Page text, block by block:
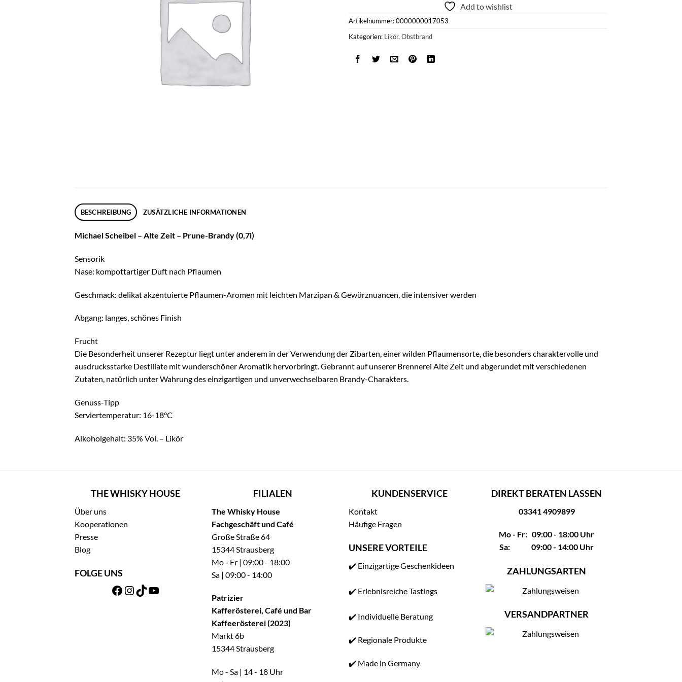
Add to wishlist
Artikelnummer:0000000017053
Kategorien: Likör, Obstbrand
BESCHREIBUNG ZUSÄTZLICHE INFORMATIONEN
Michael Scheibel – Alte Zeit – Prune-Brandy (0,7l)
Sensorik
Nase: kompottartiger Duft nach Pflaumen
Geschmack: delikat akzentuierte Pflaumen-Aromen mit leichten Marzipan & Gewürznuancen, die intensiver werden
Abgang: langes, schönes Finish
Frucht
Die Besonderheit unserer Rezeptur liegt unter anderem in der Verwendung der Zibarten, einer wilden Pflaumensorte, die besonders charaktervolle und
ausdrucksstarke Destillate mit wunderschöner Aromatik hervorbringt. Gebrannt auf unserer Brennerei Alte Zeit und abgerundet mit verschiedenen
Zutaten, natürlich unter Wahrung des einzigartigen und unverwechselbaren Brandy-Charakters.
Genuss-Tipp
Serviertemperatur: 16-18°C
Alkoholgehalt: 35% Vol. – Likör
THE WHISKY HOUSE
Über uns
Kooperationen
Presse
Blog
FOLGE UNS
Facebook
Instagram
TikTokYouTube
FILIALEN
The Whisky House
Fachgeschäft und Café
Große Straße 64
15344 Strausberg
Mo - Fr | 09:00 - 18:00
Sa | 09:00 - 14:00
Patrizier
Kafferösterei, Café und Bar
Kaffeerösterei (2023)
Markt 6b
15344 Strausberg
Mo - Sa | 14 - 18 Uhr
KUNDENSERVICE
Kontakt
Häufige Fragen
UNSERE VORTEILE
✔️ Einzigartige Geschenkideen
✔️ Erlebnisreiche Tastings
✔️ Individuelle Beratung
✔️ Regionale Produkte
✔️ Made in Germany
DIREKT BERATEN LASSEN
03341 4909899
Mo - Fr: 09:00 - 18:00 Uhr
Sa: 09:00 - 14:00 Uhr
ZAHLUNGSARTEN
VERSANDPARTNER